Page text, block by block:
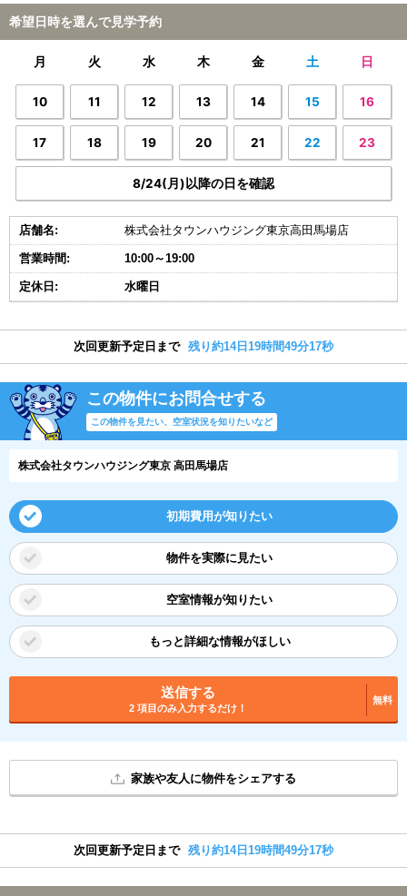
希望日時を選んで見学予約
月 火 水 木 金 土 日
10 11 12 13 14 15 16
17 18 19 20 21 22 23
8/24(月)以降の日を確認
店舗名: 株式会社タウンハウジング東京高田馬場店
営業時間: 10:00～19:00
定休日: 水曜日
次回更新予定日まで 残り約14日19時間49分17秒
この物件にお問合せする
この物件を見たい、空室状況を知りたいなど
株式会社タウンハウジング東京 高田馬場店
初期費用が知りたい
物件を実際に見たい
空室情報が知りたい
もっと詳細な情報がほしい
送信する
2 項目のみ入力するだけ！
無料
家族や友人に物件をシェアする
次回更新予定日まで 残り約14日19時間49分17秒